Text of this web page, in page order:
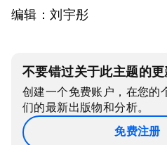
编辑：刘宇彤
不要错过关于此主题的更
创建一个免费账户，在您的
们的最新出版物和分析。
免费注册